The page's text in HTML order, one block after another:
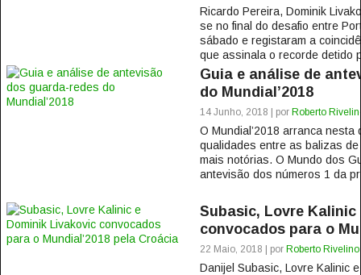
Ricardo Pereira, Dominik
se no final do desafio entre
sábado e registaram a
que assinala o recorde detido
Guia e análise de
do Mundial’2018
14 Junho, 2018 | por Roberto
O Mundial’2018 arranca
qualidades entre as balizas
mais notórias. O Mundo dos
antevisão dos números 1 da
Subasic, Lovre
convocados para o
22 Maio, 2018 | por Roberto Rivelino
Danijel Subasic, Lovre Kalinic